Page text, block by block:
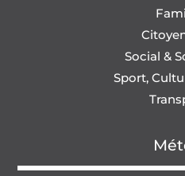
Social &
Sport,